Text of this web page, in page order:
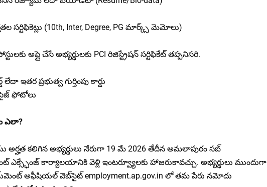
సర్టిఫికెట్లు (10th, Inter, Degree, PG మార్క్స్ మెమోలు)
అప్లై చేసే అభ్యర్థులకు PCI రిజిస్ట్రేషన్ సర్టిఫికేట్ తప్పనిసరి.
ఇతర ప్రభుత్వ గుర్తింపు కార్డు
ఫోటోలు
ఎలా?
అర్హత కలిగిన అభ్యర్థులు నేరుగా 19 మే 2026 తేదీన అమలాపురం సబ్
ఎక్స్ఛేంజ్ కార్యాలయానికి వెళ్లి ఇంటర్వ్యూలకు హాజరుకావచ్చు. అభ్యర్థులు ముందుగా
అఫీషియల్ వెబ్‌సైట్ employment.ap.gov.in లో తమ పేరు నమోదు